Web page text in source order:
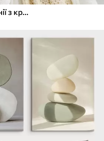
Крупний план білої квітки півонії з крапельками води на пелюстках на розмитому фоні